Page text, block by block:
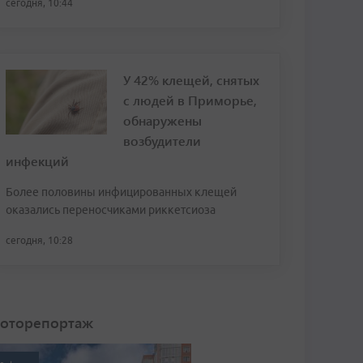
сегодня, 10:44
У 42% клещей, снятых
с людей в Приморье,
обнаружены
возбудители
инфекций
Более половины инфицированных клещей
оказались переносчиками риккетсиоза
сегодня, 10:28